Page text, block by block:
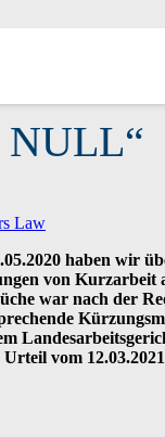
Law
haben wir
von
war nach der
vom